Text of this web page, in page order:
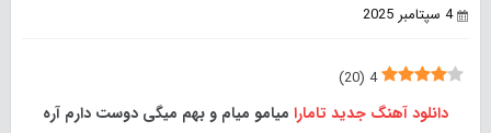
4 سپتامبر 2025
4
(
20
)
دانلود آهنگ جدید تامارا میامو میام و بهم میگی دوست دارم آره